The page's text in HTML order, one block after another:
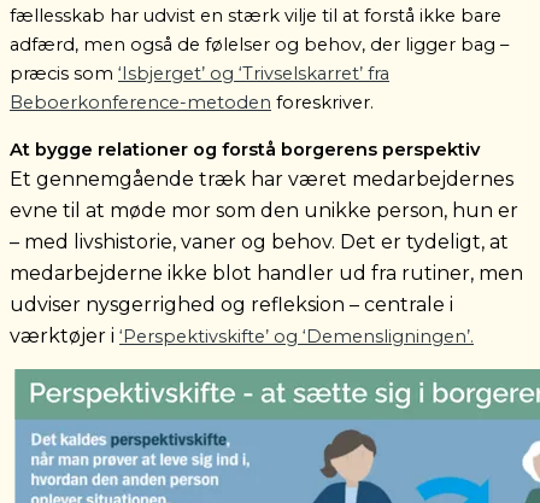
fællesskab har udvist en stærk vilje til at forstå ikke bare
adfærd, men også de følelser og behov, der ligger bag –
præcis som ‘Isbjerget’ og ‘Trivselskarret’ fra
Beboerkonference-metoden foreskriver.
At bygge relationer og forstå borgerens perspektiv
Et gennemgående træk har været medarbejdernes
evne til at møde mor som den unikke person, hun er
– med livshistorie, vaner og behov. Det er tydeligt, at
medarbejderne ikke blot handler ud fra rutiner, men
udviser nysgerrighed og refleksion – centrale i
værktøjer i ‘Perspektivskifte’ og ‘Demensligningen’.